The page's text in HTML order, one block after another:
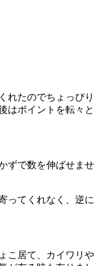
れたのでちょっぴり
はポイントを転々と
ずで数を伸ばせませ
ってくれなく、逆に
こ居て、カイワリや